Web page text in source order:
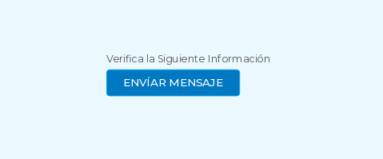
Verifica la Siguiente Información